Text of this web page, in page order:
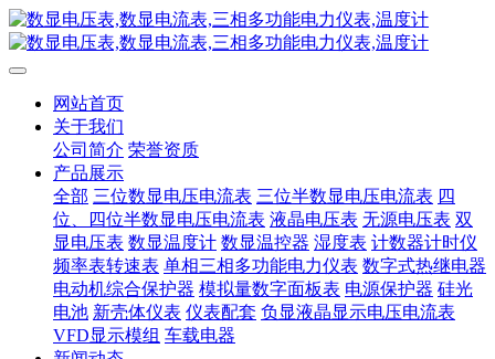
网站首页
关于我们
公司简介 荣誉资质
产品展示
全部 三位数显电压电流表 三位半数显电压电流表 四
位、四位半数显电压电流表 液晶电压表 无源电压表 双
显电压表 数显温度计 数显温控器 湿度表 计数器计时仪
频率表转速表 单相三相多功能电力仪表 数字式热继电器
电动机综合保护器 模拟量数字面板表 电源保护器 硅光
电池 新壳体仪表 仪表配套 负显液晶显示电压电流表
VFD显示模组 车载电器